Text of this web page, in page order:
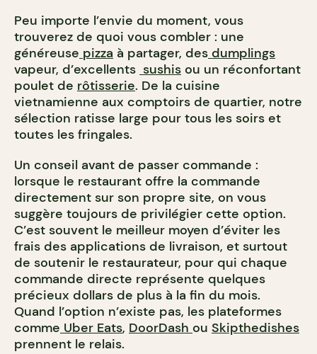
Peu importe l’envie du moment, vous
trouverez de quoi vous combler : une
généreuse pizza à partager, des dumplings
vapeur, d’excellents sushis ou un réconfortant
poulet de rôtisserie. De la cuisine
vietnamienne aux comptoirs de quartier, notre
sélection ratisse large pour tous les soirs et
toutes les fringales.
Un conseil avant de passer commande :
lorsque le restaurant offre la commande
directement sur son propre site, on vous
suggère toujours de privilégier cette option.
C’est souvent le meilleur moyen d’éviter les
frais des applications de livraison, et surtout
de soutenir le restaurateur, pour qui chaque
commande directe représente quelques
précieux dollars de plus à la fin du mois.
Quand l’option n’existe pas, les plateformes
comme Uber Eats, DoorDash ou Skipthedishes
prennent le relais.